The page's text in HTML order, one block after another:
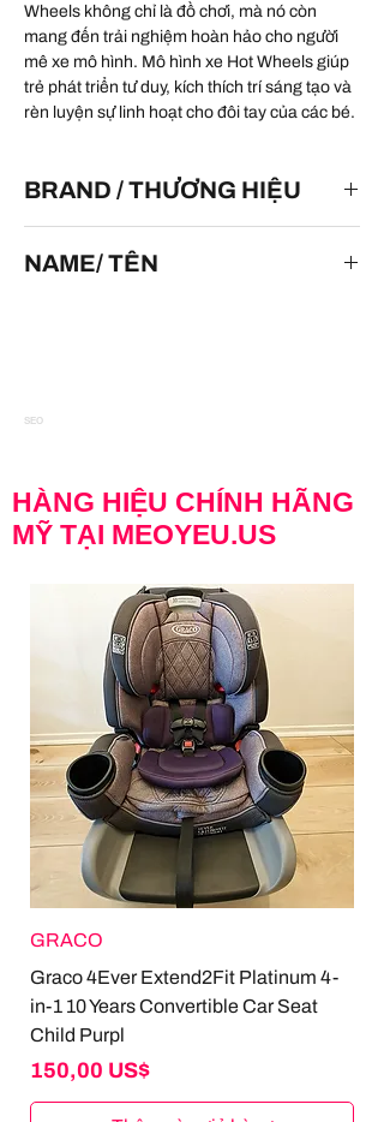
Wheels không chỉ là đồ chơi, mà nó còn
mang đến trải nghiệm hoàn hảo cho người
mê xe mô hình. Mô hình xe Hot Wheels giúp
trẻ phát triển tư duy, kích thích trí sáng tạo và
rèn luyện sự linh hoạt cho đôi tay của các bé.
BRAND / THƯƠNG HIỆU
NAME/ TÊN
SEO
HÀNG HIỆU CHÍNH HÃNG
MỸ TẠI MEOYEU.US
GRACO
Graco 4Ever Extend2Fit Platinum 4-
in-1 10 Years Convertible Car Seat
Child Purpl
Giá
150,00 US$